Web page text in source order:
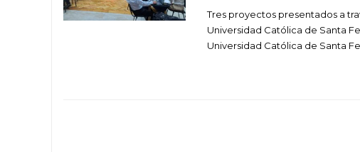
Tres proyectos presentados a
Universidad Católica de Santa
Universidad Católica de Santa